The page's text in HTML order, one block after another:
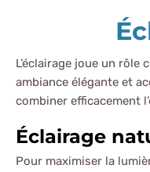
L’éclairage joue un rôle
ambiance élégante et
combiner efficacement
Éclairage
Pour maximiser la